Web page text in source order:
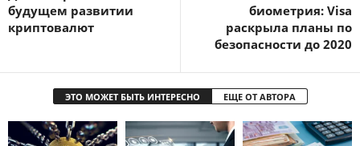
будущем развитии
криптовалют
биометрия: Visa
раскрыла планы по
безопасности до 2020
ЭТО МОЖЕТ БЫТЬ ИНТЕРЕСНО ЕЩЕ ОТ АВТОРА